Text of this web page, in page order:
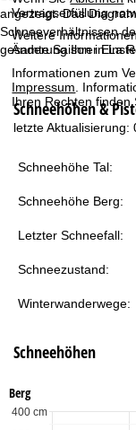
Vertragserfüllung
Weitere
Änderung Ihrer
Informationen zum
Impressum .
Ihren Rechten finden
i
t
e
angezeigt. Das
Schneeverhältnissen
gesamte Saison in La
Schneehöhen &
letzte Aktualisierung:
Schneehöhe Tal:
Schneehöhe Berg:
Letzter Schneefall:
Schneezustand:
Winterwanderwege:
Schneehöhen
Berg
400 cm